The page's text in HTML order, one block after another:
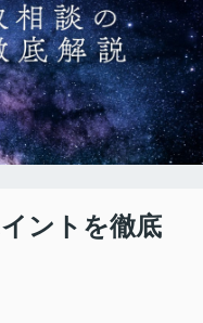
ントを徹底